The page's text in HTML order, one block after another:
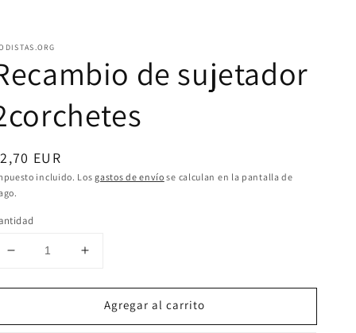
de sujetador
EUR
incluido. Los gastos de envío se calculan en la pantalla de
Reducir
para
de
Aumentar
para
Recambio
de
Agregar al carrito